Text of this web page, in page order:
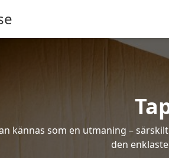
kännas som en utmaning –
den